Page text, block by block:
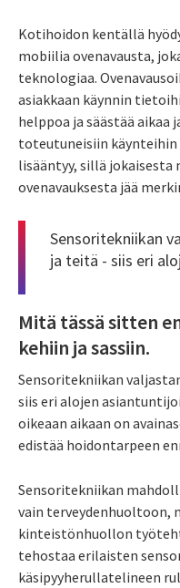
Kotihoidon kentällä
mobiilia ovenavausta,
teknologiaa.
asiakkaan käynnin
helppoa ja säästää aikaa
toteutuneisiin
lisääntyy, sillä
ovenavauksesta jää
Sensoritekniikan
ja teitä - siis eri
Mitä tässä sitten
kehiin ja sassiin.
Sensoritekniikan
siis eri alojen
oikeaan aikaan on
edistää hoidontarpeen
Sensoritekniikan
vain terveydenhuoltoon,
kinteistönhuollon
tehostaa erilaisten
käsipyyherullatelineen